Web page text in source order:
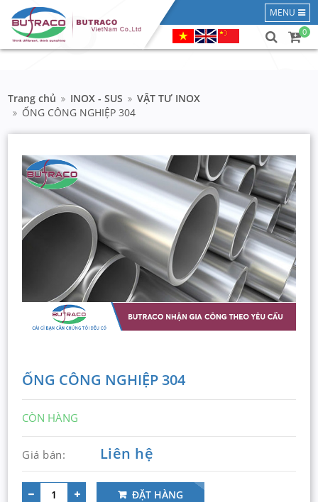
MENU
0
Trang chủ INOX - SUS
VẬT TƯ INOX
ỐNG CÔNG NGHIỆP 304
ỐNG CÔNG NGHIỆP 304
CÒN HÀNG
Giá bán: Liên hệ
ĐẶT HÀNG